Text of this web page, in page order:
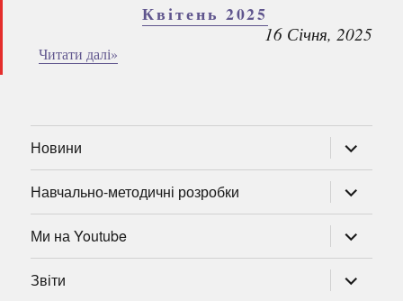
Квітень 2025
16 Січня, 2025
Читати далі»
Новини
підменю
Навчально-методичні розробки
підменю
Ми на Youtube
підменю
Звіти
підменю